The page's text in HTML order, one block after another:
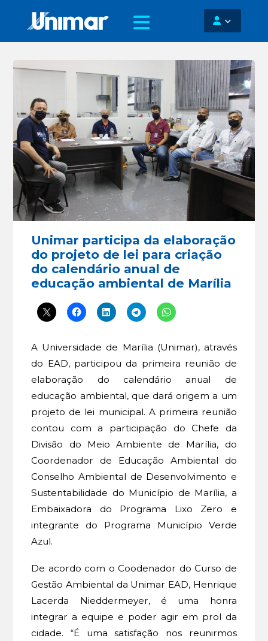
Unimar participa da elaboração
do projeto de lei para criação
do calendário anual de
educação ambiental de Marília
A Universidade de Marília (Unimar), através
do EAD, participou da primeira reunião de
elaboração do calendário anual de
educação ambiental, que dará origem a um
projeto de lei municipal. A primeira reunião
contou com a participação do Chefe da
Divisão do Meio Ambiente de Marília, do
Coordenador de Educação Ambiental do
Conselho Ambiental de Desenvolvimento e
Sustentabilidade do Município de Marília, a
Embaixadora do Programa Lixo Zero e
integrante do Programa Município Verde
Azul.
De acordo com o Coodenador do Curso de
Gestão Ambiental da Unimar EAD, Henrique
Lacerda Nieddermeyer, é uma honra
integrar a equipe e poder agir em prol da
cidade. “É uma satisfação nos reunirmos